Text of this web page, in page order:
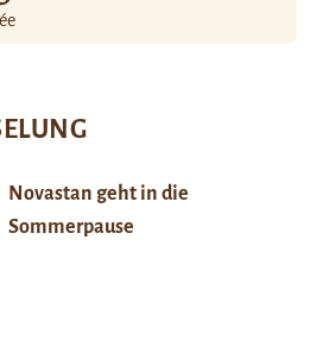
Novastan geht in die
Sommerpause